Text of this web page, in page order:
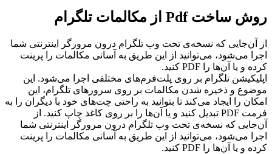
روش ساخت Pdf از مکالمات تلگرام
از آن‌جایی که نسخه‌ی تحت وب تلگرام درون مرورگر اینترنتی شما
اجرا می‌شود، می‌توانید از این طریق به آسانی مکالمات را پرینت
کرده و یا آن‌ها را PDF کنید.
اپلیکیشن تلگرام بر روی پلت‌فرم‌های مختلفی اجرا می‌شود. این
موضوع و ذخیره شدن مکالمات بر روی سرورهای تلگرام، این
امکان را ایجاد می‌کند تا بتوانید به راحتی چت‌های خود با دیگران را به
فرمت PDF تبدیل کنید و یا آن‌ها را بر روی کاغذ چاپ کنید. از
آن‌جایی که نسخه‌ی تحت وب تلگرام درون مرورگر اینترنتی شما
اجرا می‌شود، می‌توانید از این طریق به آسانی مکالمات را پرینت
کرده و یا آن‌ها را PDF کنید.